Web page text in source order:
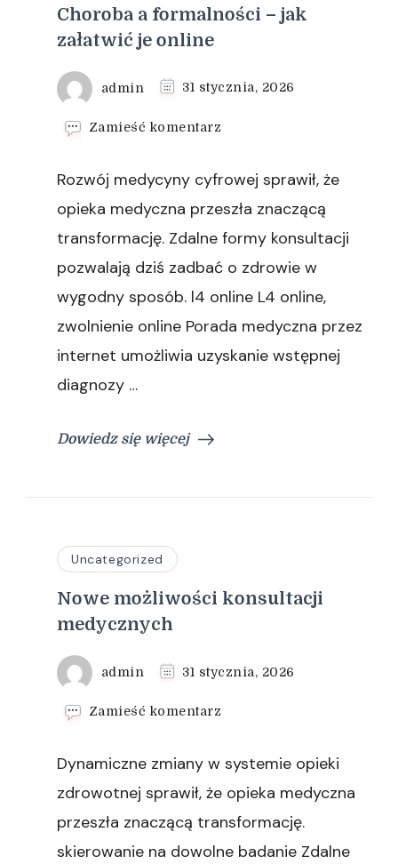
Choroba a formalności – jak
załatwić je online
admin 31 stycznia, 2026
Zamieść komentarz
a
formalności
jak
je
online
Rozwój medycyny cyfrowej sprawił, że
opieka medyczna przeszła znaczącą
transformację. Zdalne formy konsultacji
pozwalają dziś zadbać o zdrowie w
wygodny sposób. l4 online L4 online,
zwolnienie online Porada medyczna przez
internet umożliwia uzyskanie wstępnej
diagnozy …
Dowiedz się więcej
Uncategorized
Nowe możliwości konsultacji
medycznych
admin 31 stycznia, 2026
Zamieść komentarz
możliwości
konsultacji
medycznych
Dynamiczne zmiany w systemie opieki
zdrowotnej sprawił, że opieka medyczna
przeszła znaczącą transformację.
skierowanie na dowolne badanie Zdalne